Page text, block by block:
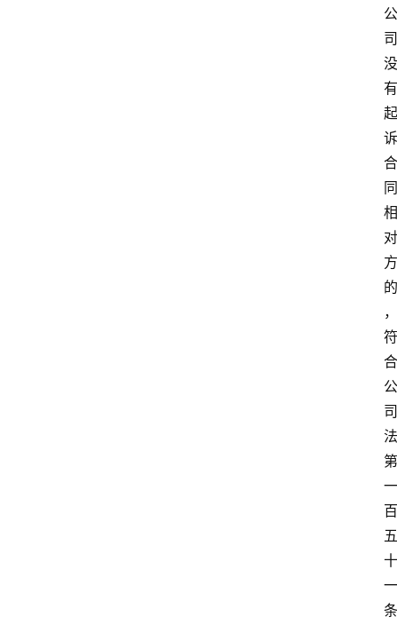
公
司
没
有
起
诉
合
同
相
对
方
的
，
符
合
公
司
法
第
一
百
五
十
一
条